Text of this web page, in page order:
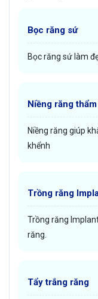
Bọc răng sứ
Bọc răng sứ làm
Niềng răng
Niềng răng giúp
khểnh
Trồng răng
Trồng răng
răng.
Tẩy trắng răng